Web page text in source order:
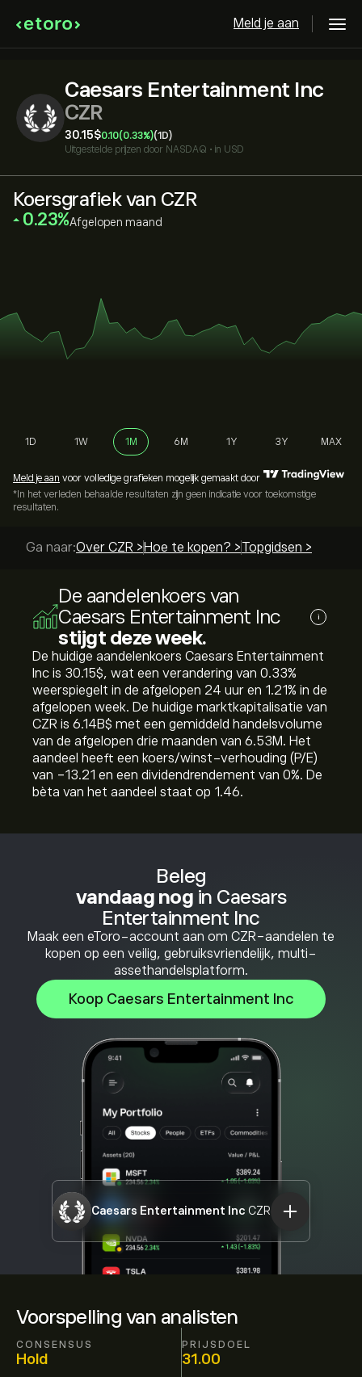
Meld je aan
Caesars Entertainment Inc
CZR
30.15‎$‎0.10(0.33%)(1D)
Uitgestelde prijzen door NASDAQ • in USD
Voorspelling van analisten
CONSENSUS
Hold
PRIJSDOEL
31.00
Beleg
vandaag nog in Caesars
Entertainment Inc
Maak een eToro-account aan om CZR-aandelen te
kopen op een veilig, gebruiksvriendelijk, multi-
assethandelsplatform.
Koop Caesars Entertainment Inc
Caesars Entertainment Inc CZR
Koersgrafiek van CZR
‎0.23‎ Afgelopen maand
1D 1W 1M 6M 1Y 3Y MAX
Meld je aan voor volledige grafieken mogelijk gemaakt door
*In het verleden behaalde resultaten zijn geen indicatie voor toekomstige
resultaten.
Ga naar:Over CZR > Hoe te kopen? >Topgidsen >
De aandelenkoers van
Caesars Entertainment Inc
stijgt deze week.
i
De huidige aandelenkoers Caesars Entertainment
Inc is 30.15‎$‎, wat een verandering van ‎0.33‎%
weerspiegelt in de afgelopen 24 uur en ‎1.21‎% in de
afgelopen week. De huidige marktkapitalisatie van
CZR is 6.14B‎$‎ met een gemiddeld handelsvolume
van de afgelopen drie maanden van 6.53M. Het
aandeel heeft een koers/winst-verhouding (P/E)
van -13.21 en een dividendrendement van 0%. De
bèta van het aandeel staat op 1.46.